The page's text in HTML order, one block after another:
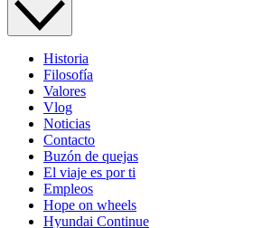
Historia
Filosofía
Valores
Vlog
Noticias
Contacto
Buzón de quejas
El viaje es por ti
Empleos
Hope on wheels
Hyundai Continue